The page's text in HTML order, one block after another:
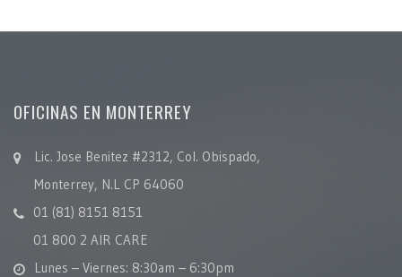
OFICINAS EN MONTERREY
Lic. Jose Benitez #2312, Col. Obispado,
Monterrey, N.L CP 64060
01 (81) 8151 8151
01 800 2 AIR CARE
Lunes – Viernes: 8:30am – 6:30pm